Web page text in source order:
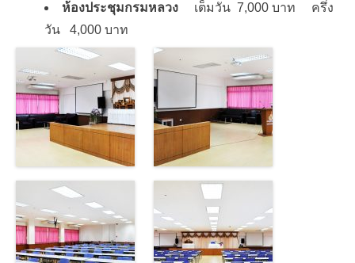
ห้องประชุมกรมหลวง เต็มวัน 7,000 บาท ครึ่ง
วัน 4,000 บาท